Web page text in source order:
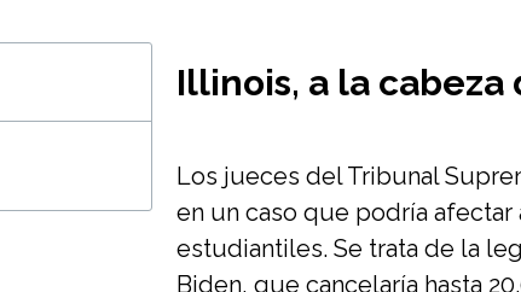
Illinois, a la
Los jueces del Tribunal
en un caso que podría
estudiantiles. Se trata de la
Biden, que cancelaría hasta